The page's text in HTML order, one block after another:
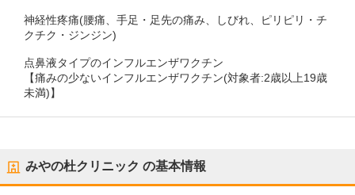
神経性疼痛(腰痛、手足・足先の痛み、しびれ、ピリピリ・チ
クチク・ジンジン)
点鼻液タイプのインフルエンザワクチン
【痛みの少ないインフルエンザワクチン(対象者:2歳以上19歳
未満)】
みやの杜クリニック の基本情報